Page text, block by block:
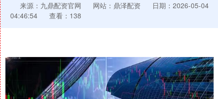
来源：九鼎配资官网 网站：鼎泽配资
日期：2026-05-04
04:46:54
查看：138